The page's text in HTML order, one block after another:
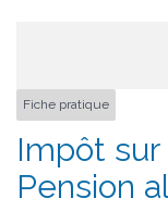
Fiche pratique
Impôt
Pension